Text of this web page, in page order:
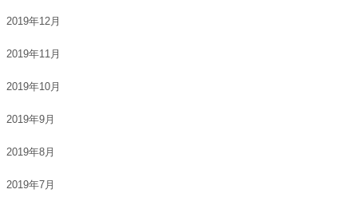
2019年12月
2019年11月
2019年10月
2019年9月
2019年8月
2019年7月